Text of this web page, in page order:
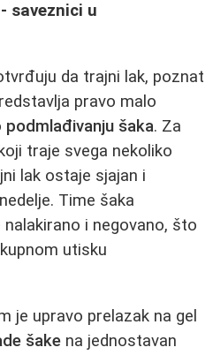
saveznici u
da trajni lak, poznat
pravo malo
podmlađivanju šaka. Za
traje svega nekoliko
lak ostaje sjajan i
Time šaka
i negovano, što
utisku
je upravo prelazak na gel
šake na jednostavan